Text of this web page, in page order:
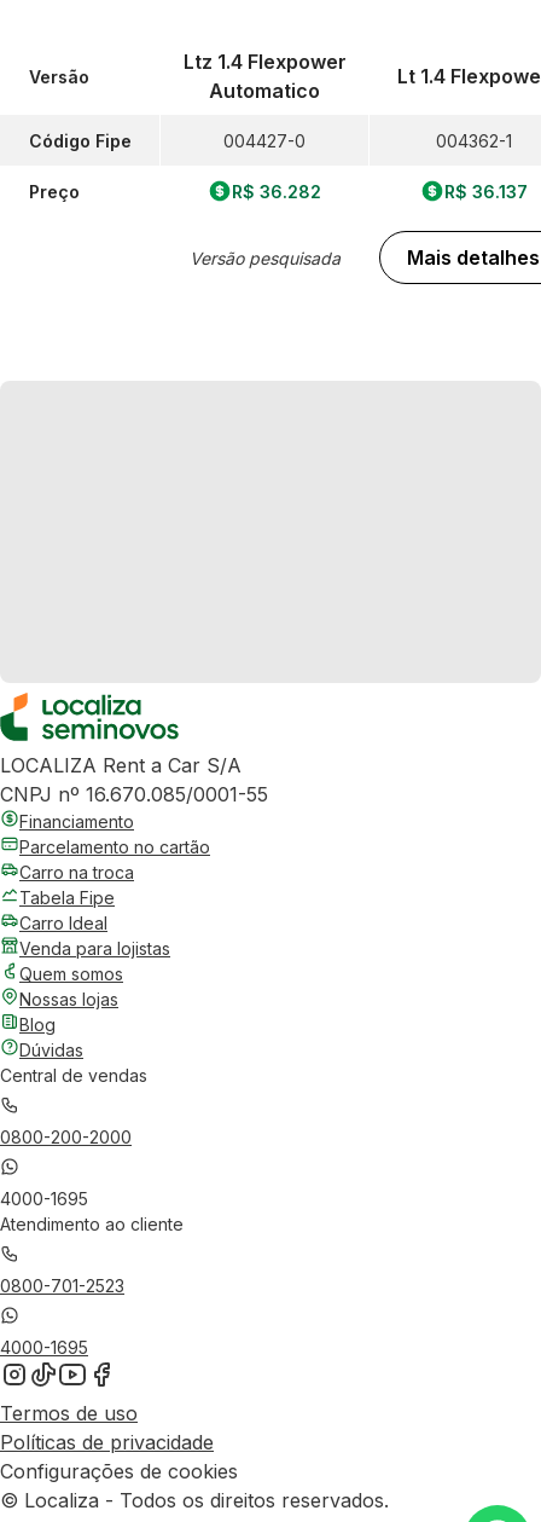
Versão
Código Fipe
Preço
Ltz 1.4 Flexpower
Automatico
004427-0
R$ 36.282
Versão pesquisada
Lt 1.4
004362-1
R$ 36.137
Mais detalhes
LOCALIZA Rent a Car S/A
CNPJ nº 16.670.085/0001-55
Financiamento
Parcelamento no cartão
Carro na troca
Tabela Fipe
Carro Ideal
Venda para lojistas
Quem somos
Nossas lojas
Blog
Dúvidas
Central de vendas
0800-200-2000
4000-1695
Atendimento ao cliente
0800-701-2523
4000-1695
Termos de uso
Políticas de privacidade
Configurações de cookies
© Localiza - Todos os direitos reservados.